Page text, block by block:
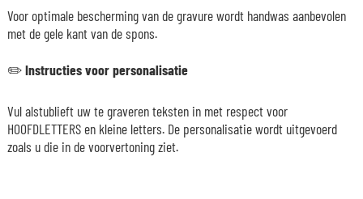
Voor optimale bescherming van de gravure wordt handwas aanbevolen
met de gele kant van de spons.
✏️Instructies voor personalisatie
Vul alstublieft uw te graveren teksten in met respect voor
HOOFDLETTERS en kleine letters. De personalisatie wordt uitgevoerd
zoals u die in de voorvertoning ziet.